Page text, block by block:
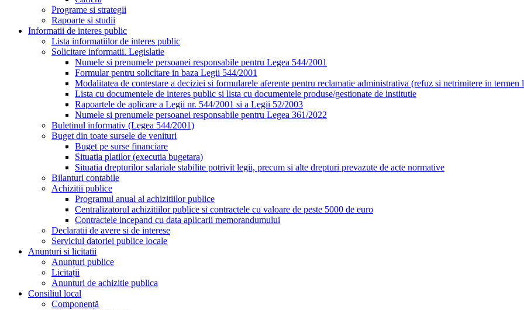
Programe si strategii
Rapoarte si studii
Informatii de interes public
Lista informatiilor de interes public
Solicitare informatii. Legislatie
Numele si prenumele persoanei responsabile pentru Legea 544/2001
Formular pentru solicitare in baza Legii 544/2001
Modalitatea de contestare a deciziei si formularele aferente pentru reclamatie administrativa (refuz si netrimitere in termen
Lista cu documentele de interes public si lista cu documentele produse/gestionate de institutie
Rapoartele de aplicare a Legii nr. 544/2001 si a Legii 52/2003
Numele si prenumele persoanei responsabile pentru Legea 361/2022
Buletinul informativ (Legea 544/2001)
Buget din toate sursele de venituri
Buget pe surse financiare
Situatia platilor (executia bugetara)
Situatia drepturilor salariale stabilite potrivit legii, precum si alte drepturi prevazute de acte normative
Bilanturi contabile
Achizitii publice
Programul anual al achizitiilor publice
Centralizatorul achizitiilor publice si contractele cu valoare de peste 5000 de euro
Contractele incepand cu data aplicarii memorandumului
Declaratii de avere si de interese
Serviciul datoriei publice locale
Anunturi si licitatii
Anunțuri publice
Licitații
Anunturi de achizitie publica
Consiliul local
Componență